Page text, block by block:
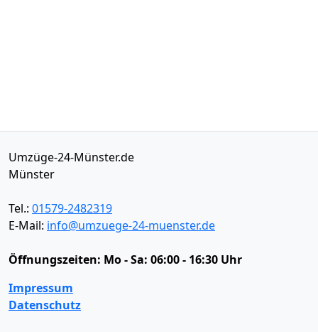
Umzüge-24-Münster.de
Münster
Tel.: 01579-2482319
E-Mail: info@umzuege-24-muenster.de
Öffnungszeiten: Mo - Sa: 06:00 - 16:30 Uhr
Impressum
Datenschutz